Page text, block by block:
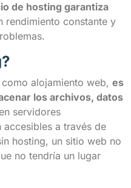
de hosting garantiza
rendimiento constante y
alojamiento web, es
los archivos, datos
en servidores
accesibles a través de
hosting, un sitio web no
no tendría un lugar